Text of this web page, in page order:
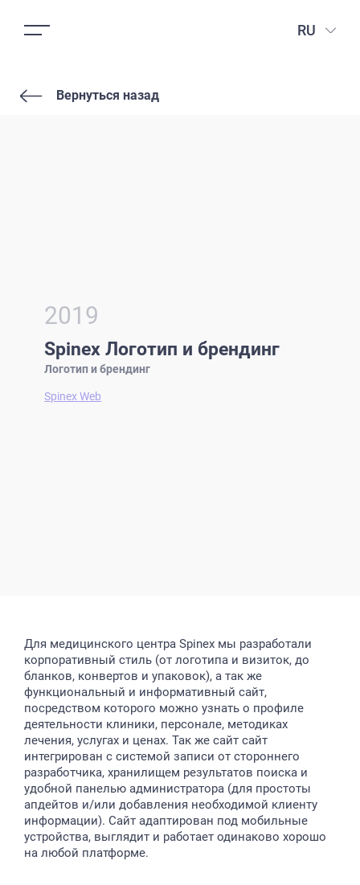
RU
Вернуться назад
2019
Spinex Логотип и брендинг
Логотип и брендинг
Spinex Web
Для медицинского центра Spinex мы разработали
корпоративный стиль (от логотипа и визиток, до
бланков, конвертов и упаковок), а так же
функциональный и информативный сайт,
посредством которого можно узнать о профиле
деятельности клиники, персонале, методиках
лечения, услугах и ценах. Так же сайт сайт
интегрирован с системой записи от стороннего
разработчика, хранилищем результатов поиска и
удобной панелью администратора (для простоты
апдейтов и/или добавления необходимой клиенту
информации). Сайт адаптирован под мобильные
устройства, выглядит и работает одинаково хорошо
на любой платформе.